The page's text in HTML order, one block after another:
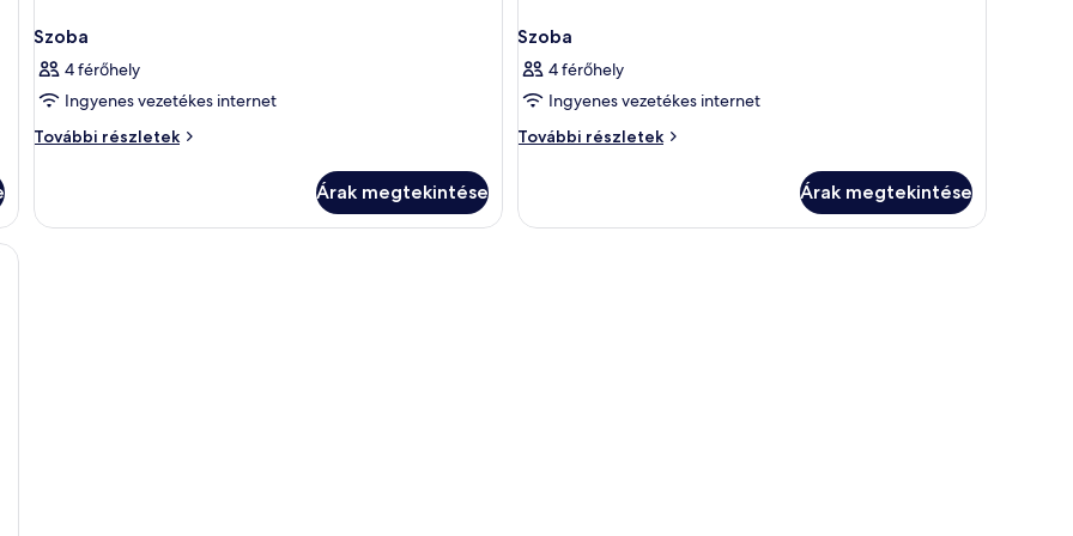
Szoba
4 férőhely
Ingyenes vezetékes internet
További részletek
Szoba
Árak megtekintése
Szoba
4 férőhely
Ingyenes vezetékes internet
További részletek
Szoba
Árak megtekintése